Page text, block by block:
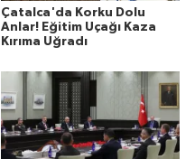
Çatalca'da Korku Dolu
Anlar! Eğitim Uçağı Kaza
Kırıma Uğradı